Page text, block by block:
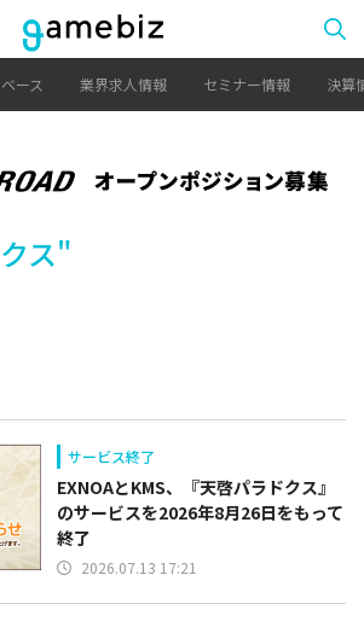
ース 業界求人情報 セミナー情報 決算
ス"
サービス終了
EXNOAとKMS、『天啓パラドクス』
のサービスを2026年8月26日をもって
終了
2026.07.13 17:21